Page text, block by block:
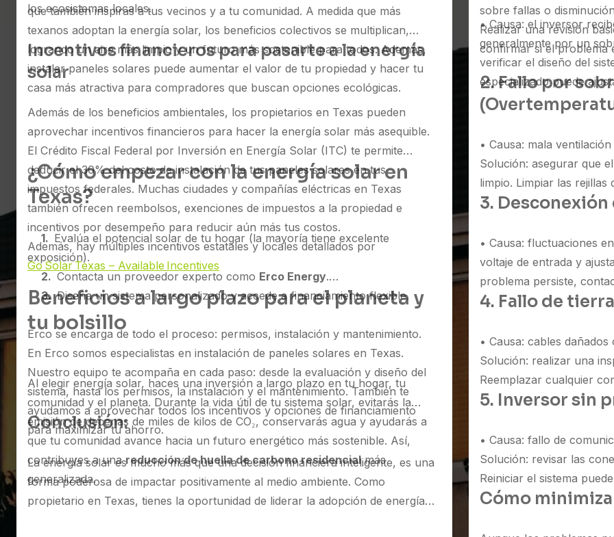
los ecosistemas locales.
que también inspiras a tus vecinos y a tu comunidad. A medida que más
texanos adoptan la energía solar, los beneficios colectivos se multiplican,
logrando un aire más limpio y un futuro más sostenible para todos. Además,
instalar paneles solares puede aumentar el valor de tu propiedad y hacer tu
casa más atractiva para compradores que buscan opciones ecológicas.
Incentivos financieros para pasarte a la energía
solar
Además de los beneficios ambientales, los propietarios en Texas pueden
aprovechar incentivos financieros para hacer la energía solar más asequible.
El Crédito Fiscal Federal por Inversión en Energía Solar (ITC) te permite
deducir el 30% del costo de instalación de tus paneles solares en tus
impuestos federales. Muchas ciudades y compañías eléctricas en Texas
también ofrecen reembolsos, exenciones de impuestos a la propiedad e
incentivos por desempeño para reducir aún más tus costos.
Además, hay múltiples incentivos estatales y locales detallados por
Go Solar Texas – Available Incentives
¿Cómo empezar con la energía solar en
Texas?
1. Evalúa el potencial solar de tu hogar (la mayoría tiene excelente
exposición).
2. Contacta un proveedor experto como Erco Energy.
3. Diseña un sistema personalizado y accede a financiamiento flexible.
Erco se encarga de todo el proceso: permisos, instalación y mantenimiento.
En Erco somos especialistas en instalación de paneles solares en Texas.
Nuestro equipo te acompaña en cada paso: desde la evaluación y diseño del
sistema, hasta los permisos, la instalación y el mantenimiento. También te
ayudamos a aprovechar todos los incentivos y opciones de financiamiento
para maximizar tu ahorro.
Beneficios a largo plazo para el planeta y
tu bolsillo
Al elegir energía solar, haces una inversión a largo plazo en tu hogar, tu
comunidad y el planeta. Durante la vida útil de tu sistema solar, evitarás la
emisión de decenas de miles de kilos de CO₂, conservarás agua y ayudarás a
que tu comunidad avance hacia un futuro energético más sostenible. Así,
contribuyes a unareducción de huella de carbono residencialmás
generalizada.
Conclusión:
La energía solar es mucho más que una decisión financiera inteligente, es una
forma poderosa de impactar positivamente al medio ambiente. Como
propietario en Texas, tienes la oportunidad de liderar la adopción de energía
sobre fallas o
Realizar una revisión
confirmar si el problema
• Causa: el inversor
generalmente por un
verificar el diseño del
especializado puede
2. Fallo por
• Causa: mala
Solución: asegurar que
limpio. Limpiar las
3.
• Causa: fluctuaciones
voltaje de entrada y
problema persiste,
4. Fallo de
• Causa: cables
Solución: realizar una
Reemplazar cualquier
5. Inversor sin
• Causa: fallo de
Solución: revisar las
Reiniciar el sistema
Cómo